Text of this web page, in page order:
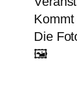
Die
🖼️